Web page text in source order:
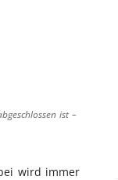
ist –
wird immer